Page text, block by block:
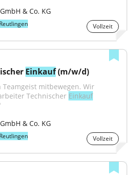
& Co. KG
Reutlingen Vollzeit
Einkauf (m/w/d)
mitbewegen. Wir
Technischer Einkauf
& Co. KG
Reutlingen Vollzeit